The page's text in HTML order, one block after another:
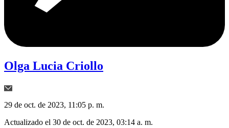
Olga Lucia Criollo
29 de oct. de 2023, 11:05 p. m.
Actualizado el 30 de oct. de 2023, 03:14 a. m.